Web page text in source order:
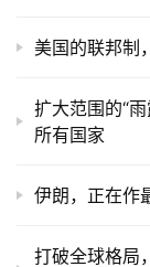
美国的联邦制
扩大范围的“
所有国家
伊朗，正在作
打破全球格局